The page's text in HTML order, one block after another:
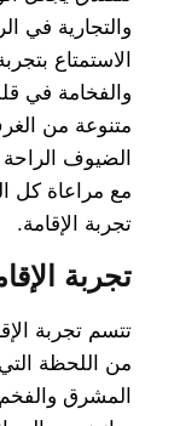
والتجارية في
الاستمتاع
والفخامة في
متنوعة من
الضيوف الراحة
مع مراعاة كل
تجربة الإقامة.
تجربة
تتسم تجربة
من اللحظة
المشرق